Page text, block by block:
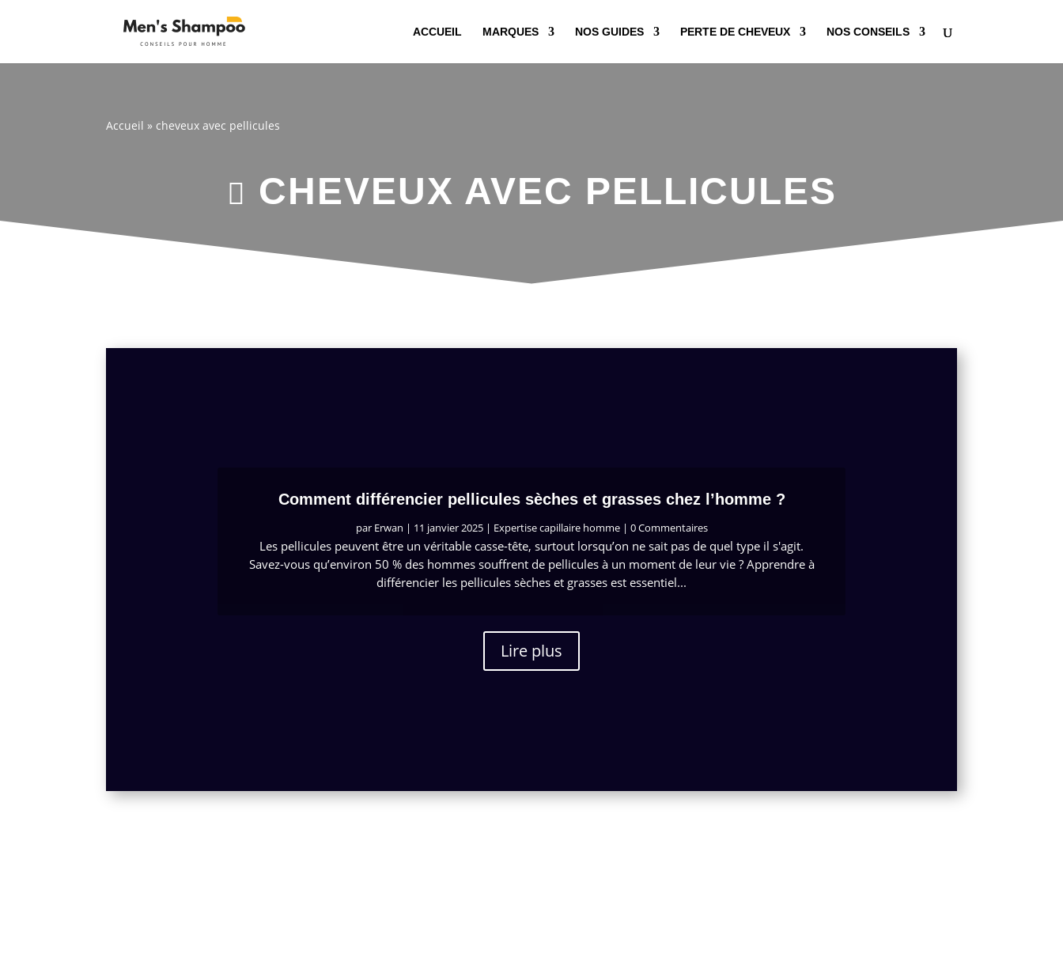
ACCUEIL MARQUES NOS GUIDES PERTE DE CHEVEUX NOS CONSEILS
Accueil » cheveux avec pellicules
 CHEVEUX AVEC PELLICULES
Comment différencier pellicules sèches et grasses chez l’homme ?
par Erwan | 11 janvier 2025| Expertise capillaire homme| 0 Commentaires
Les pellicules peuvent être un véritable casse-tête, surtout lorsqu’on ne sait pas de quel type il s'agit.
Savez-vous qu’environ 50 % des hommes souffrent de pellicules à un moment de leur vie ? Apprendre à
différencier les pellicules sèches et grasses est essentiel...
Lire plus